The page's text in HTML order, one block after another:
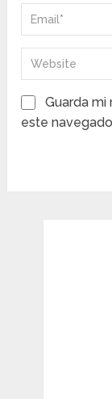
Guarda
este